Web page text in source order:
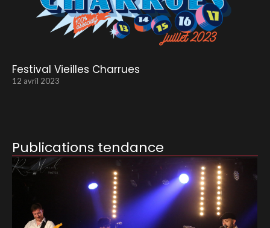
Festival Vieilles Charrues
12 avril 2023
Publications tendance